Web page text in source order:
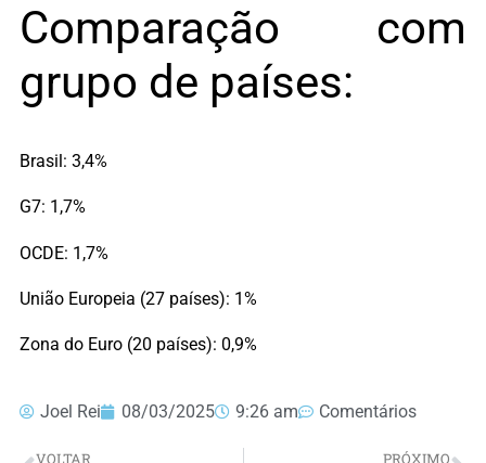
Comparação com
grupo de países:
Brasil: 3,4%
G7: 1,7%
OCDE: 1,7%
União Europeia (27 países): 1%
Zona do Euro (20 países): 0,9%
Joel Rei 08/03/2025 9:26 am Comentários